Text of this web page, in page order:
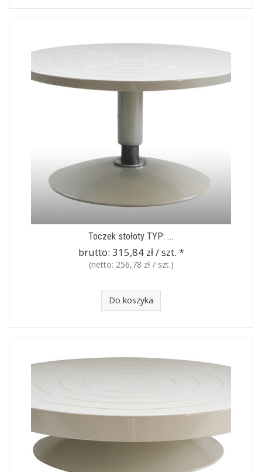
Toczek stołoty TYP: ...
brutto: 315,84 zł / szt. *
(netto: 256,78 zł / szt.)
Do koszyka